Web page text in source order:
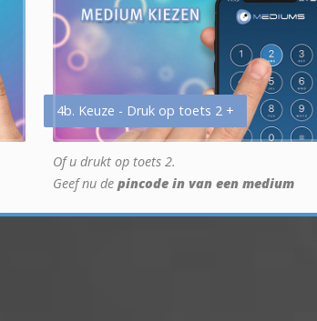
4b. Keuze - Druk op toets 2 +
Of u drukt op toets 2.
Geef nu de pincode in van een medium